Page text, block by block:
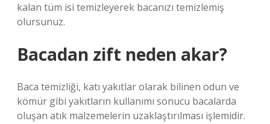
kalan tüm isi temizleyerek bacanızı temizlemiş
olursunuz.
Bacadan zift neden akar?
Baca temizliği, katı yakıtlar olarak bilinen odun ve
kömür gibi yakıtların kullanımı sonucu bacalarda
oluşan atık malzemelerin uzaklaştırılması işlemidir.